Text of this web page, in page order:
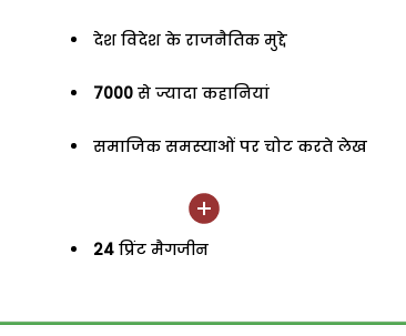
देश विदेश के राजनैतिक मुद्दे
7000 से ज्यादा कहानियां
समाजिक समस्याओं पर चोट करते लेख
24 प्रिंट मैगजीन